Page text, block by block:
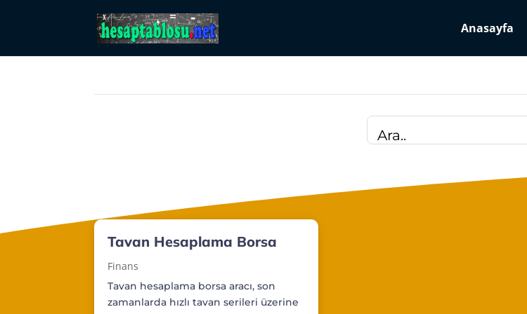
Anasayfa
Tavan Hesaplama Borsa
Finans
Tavan hesaplama borsa aracı, son
zamanlarda hızlı tavan serileri üzerine